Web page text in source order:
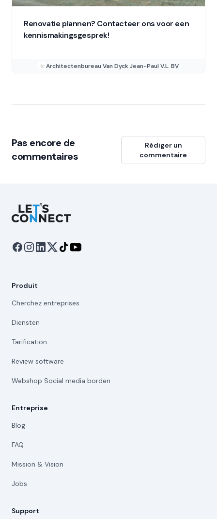
Renovatie plannen? Contacteer ons voor een
kennismakingsgesprek!
Architectenbureau Van Dyck Jean-Paul V.L. BV
Pas encore de
commentaires
Rédiger un
commentaire
Let's Connect
Produit
Cherchez entreprises
Diensten
Tarification
Review software
Webshop Social media borden
Entreprise
Blog
FAQ
Mission & Vision
Jobs
Support